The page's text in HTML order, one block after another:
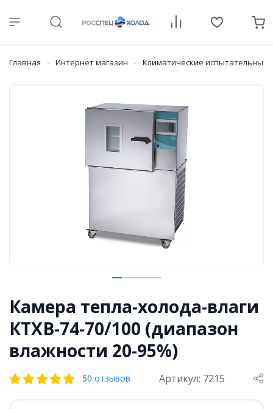
Главная Интернет магазин Климатические испытательные
Камера тепла-холода-влаги
КТХВ-74-70/100 (диапазон
влажности 20-95%)
50 отзывов Артикул: 7215